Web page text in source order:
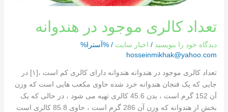
تعداد کالری موجود در هندوانه
دیدگاه‌ خود را بنویسید / اخبار سایت / %آسترا%
hosseinmikhak@yahoo.com
تعداد کالری موجود در هندوانه هندوانه دارای کالری کم است ،[١] در
جایی که یک فنجان هندوانه خرد شده حاوی مکعب هایی است که وزن
آن 152 گرم است ، بدن 45.6 کالری تهیه می شود ، در حالی که یک
بخش از هندوانه که وزن آن 286 گرم است ، حاوی 85.8 کالری است